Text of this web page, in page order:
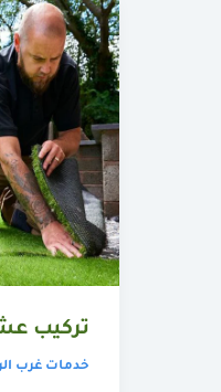
تركيب
خدمات غرب